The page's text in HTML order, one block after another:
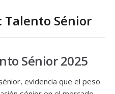
Talento Sénior
Sénior 2025
evidencia que el peso